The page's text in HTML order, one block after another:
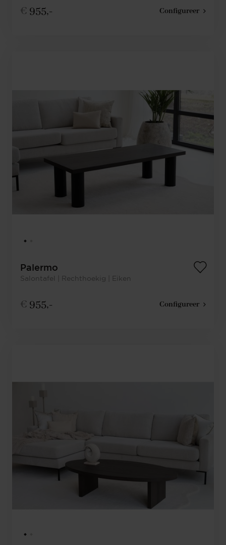
€ 955,- Configureer
Palermo
Salontafel | Rechthoekig | Eiken
€ 955,- Configureer